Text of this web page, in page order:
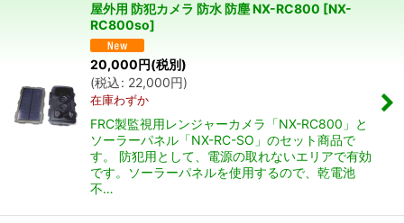
絞り込む
屋外用 防犯カメラ 防水 防塵 NX-RC800 [NX-
RC800so]
20,000円(税別)
(税込: 22,000円)
在庫わずか
FRC製監視用レンジャーカメラ「NX-RC800」と
ソーラーパネル「NX-RC-SO」のセット商品で
す。 防犯用として、電源の取れないエリアで有効
です。ソーラーパネルを使用するので、乾電池
不…